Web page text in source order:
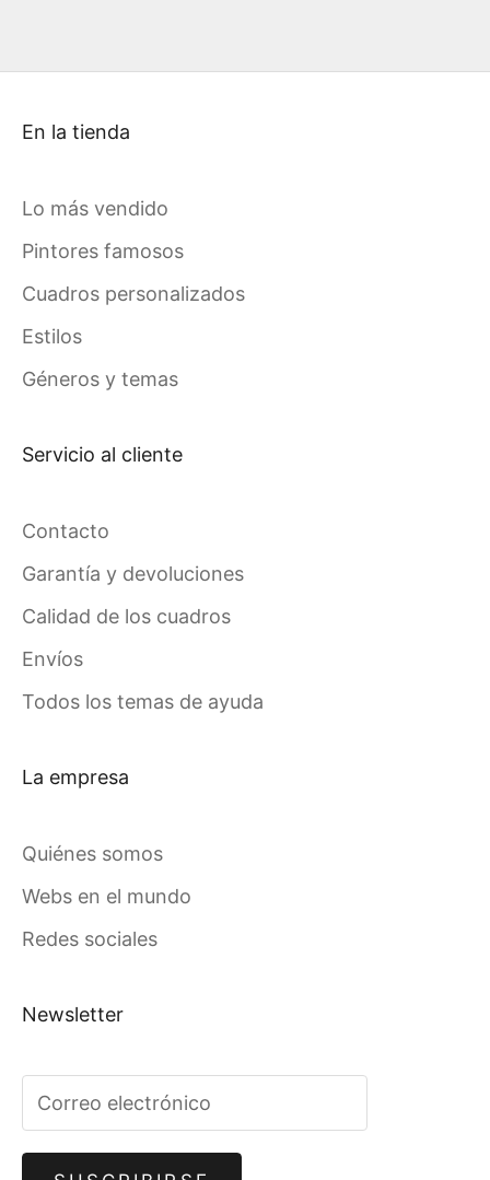
En la tienda
Lo más vendido
Pintores famosos
Cuadros personalizados
Estilos
Géneros y temas
Servicio al cliente
Contacto
Garantía y devoluciones
Calidad de los cuadros
Envíos
Todos los temas de ayuda
La empresa
Quiénes somos
Webs en el mundo
Redes sociales
Newsletter